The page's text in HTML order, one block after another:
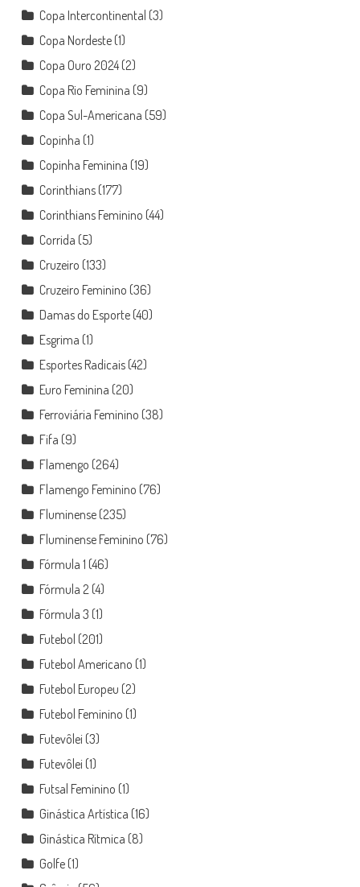
Copa Intercontinental (3)
Copa Nordeste(1)
Copa Ouro 2024(2)
Copa Rio Feminina (9)
Copa Sul-Americana (59)
Copinha (1)
Copinha Feminina (19)
Corinthians(177)
Corinthians Feminino (44)
Corrida (5)
Cruzeiro (133)
Cruzeiro Feminino (36)
Damas do Esporte(40)
Esgrima (1)
Esportes Radicais(42)
Euro Feminina (20)
Ferroviária Feminino (38)
Fifa (9)
Flamengo (264)
Flamengo Feminino (76)
Fluminense(235)
Fluminense Feminino (76)
Fórmula 1 (46)
Fórmula 2(4)
Fórmula 3 (1)
Futebol (201)
Futebol Americano (1)
Futebol Europeu (2)
Futebol Feminino (1)
Futevôlei (3)
Futevôlei (1)
Futsal Feminino (1)
Ginástica Artística (16)
Ginástica Rítmica (8)
Golfe(1)